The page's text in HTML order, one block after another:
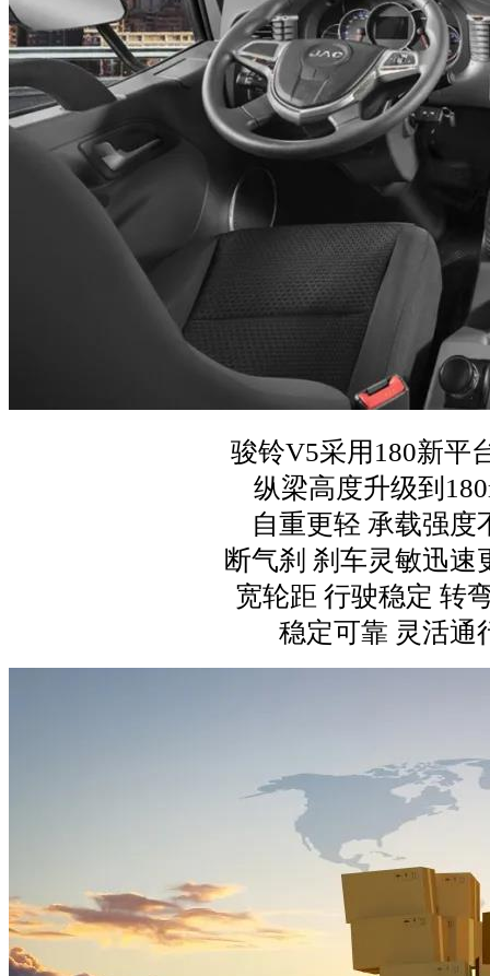
骏铃V5采用180新平
纵梁高度升级到
自重更轻 承载强度
断气刹 刹车灵敏迅速
宽轮距 行驶稳定 转
稳定可靠 灵活通